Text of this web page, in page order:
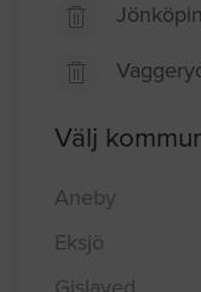
Välj
Aneby
Eksjö